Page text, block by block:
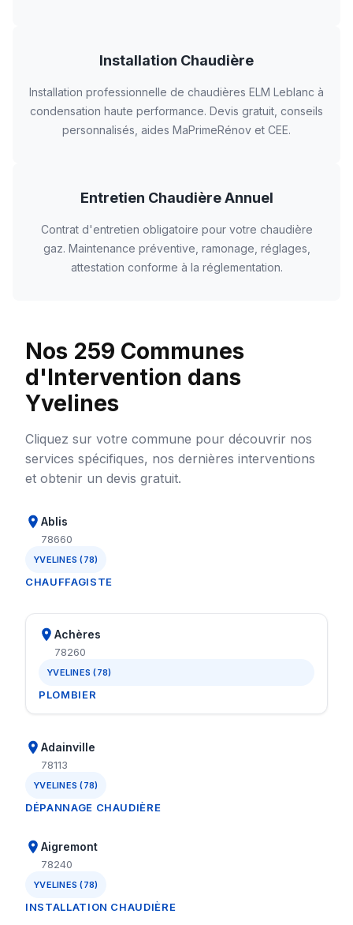
Installation Chaudière
Installation professionnelle de chaudières ELM Leblanc à
condensation haute performance. Devis gratuit, conseils
personnalisés, aides MaPrimeRénov et CEE.
Entretien Chaudière Annuel
Contrat d'entretien obligatoire pour votre chaudière
gaz. Maintenance préventive, ramonage, réglages,
attestation conforme à la réglementation.
Nos 259 Communes
d'Intervention dans
Yvelines
Cliquez sur votre commune pour découvrir nos
services spécifiques, nos dernières interventions
et obtenir un devis gratuit.
Ablis
78660
YVELINES (78)
CHAUFFAGISTE
Achères
78260
YVELINES (78)
PLOMBIER
Adainville
78113
YVELINES (78)
DÉPANNAGE CHAUDIÈRE
Aigremont
78240
YVELINES (78)
INSTALLATION CHAUDIÈRE